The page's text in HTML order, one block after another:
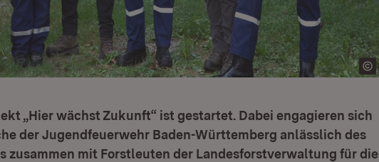
„Hier wächst Zukunft“ ist gestartet. Dabei engagieren sich
der Jugendfeuerwehr Baden-Württemberg anlässlich des
zusammen mit Forstleuten der Landesforstverwaltung für die